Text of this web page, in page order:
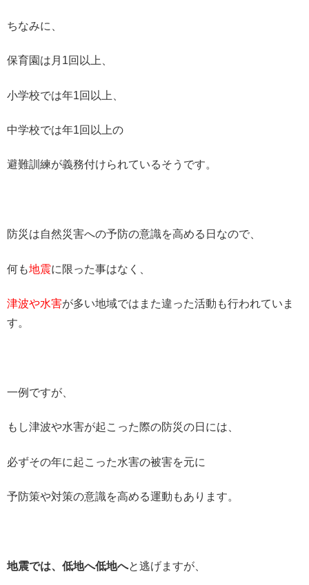
ちなみに、
保育園は月1回以上、
小学校では年1回以上、
中学校では年1回以上の
避難訓練が義務付けられているそうです。
防災は自然災害への予防の意識を高める日なので、
何も地震に限った事はなく、
津波や水害が多い地域ではまた違った活動も行われていま
す。
一例ですが、
もし津波や水害が起こった際の防災の日には、
必ずその年に起こった水害の被害を元に
予防策や対策の意識を高める運動もあります。
地震では、低地へ低地へと逃げますが、